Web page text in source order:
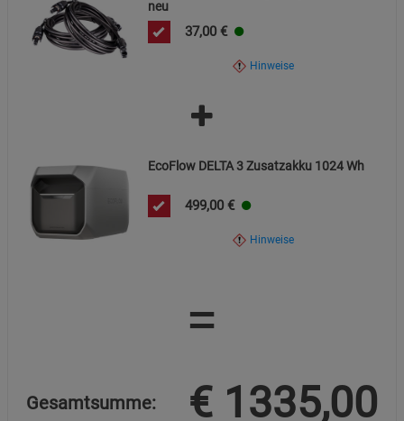
neu
37,00 €
Hinweise
EcoFlow DELTA 3 Zusatzakku 1024 Wh
499,00 €
Hinweise
=
Gesamtsumme: € 1335,00